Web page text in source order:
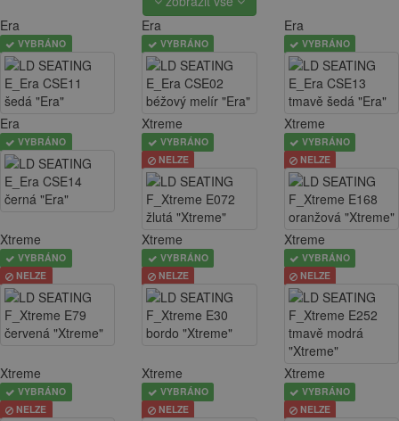
Era
VYBRÁNO
Era
VYBRÁNO
Era
VYBRÁNO
Era
VYBRÁNO
Xtreme
VYBRÁNO
NELZE
Xtreme
VYBRÁNO
NELZE
Xtreme
VYBRÁNO
NELZE
Xtreme
VYBRÁNO
NELZE
Xtreme
VYBRÁNO
NELZE
Xtreme
VYBRÁNO
NELZE
Xtreme
VYBRÁNO
NELZE
Xtreme
VYBRÁNO
NELZE